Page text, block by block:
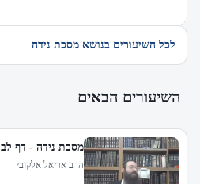
לכל השיעורים בנושא מסכת נידה
השיעורים הבאים
מסכת נידה - דף לב
הרב אריאל אלקובי